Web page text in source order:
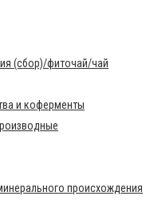
(сбор)/фиточай/чай
и коферменты
происхождения